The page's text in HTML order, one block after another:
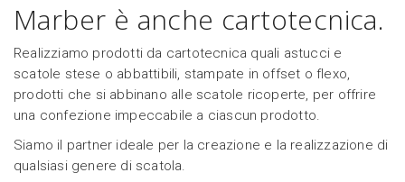
Marber è anche cartotecnica.
Realizziamo prodotti da cartotecnica quali astucci e
scatole stese o abbattibili, stampate in offset o flexo,
prodotti che si abbinano alle scatole ricoperte, per offrire
una confezione impeccabile a ciascun prodotto.
Siamo il partner ideale per la creazione e la realizzazione di
qualsiasi genere di scatola.